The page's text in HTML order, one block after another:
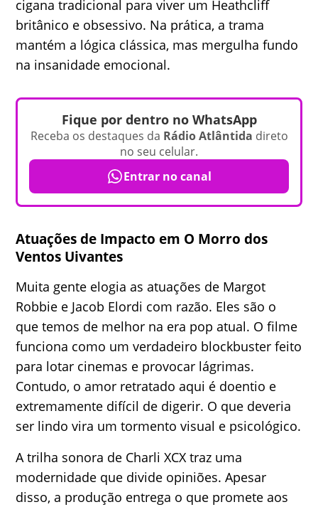
cigana tradicional para viver um Heathcliff
britânico e obsessivo. Na prática, a trama
mantém a lógica clássica, mas mergulha fundo
na insanidade emocional.
Fique por dentro no WhatsApp
Receba os destaques da Rádio Atlântida direto
no seu celular.
Entrar no canal
Atuações de Impacto em O Morro dos
Ventos Uivantes
Muita gente elogia as atuações de Margot
Robbie e Jacob Elordi com razão. Eles são o
que temos de melhor na era pop atual. O filme
funciona como um verdadeiro blockbuster feito
para lotar cinemas e provocar lágrimas.
Contudo, o amor retratado aqui é doentio e
extremamente difícil de digerir. O que deveria
ser lindo vira um tormento visual e psicológico.
A trilha sonora de Charli XCX traz uma
modernidade que divide opiniões. Apesar
disso, a produção entrega o que promete aos